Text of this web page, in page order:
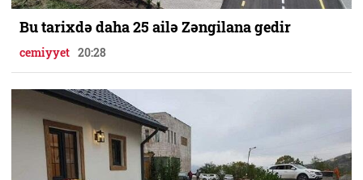
Bu tarixdə daha 25 ailə Zəngilana gedir
cemiyyet 20:28